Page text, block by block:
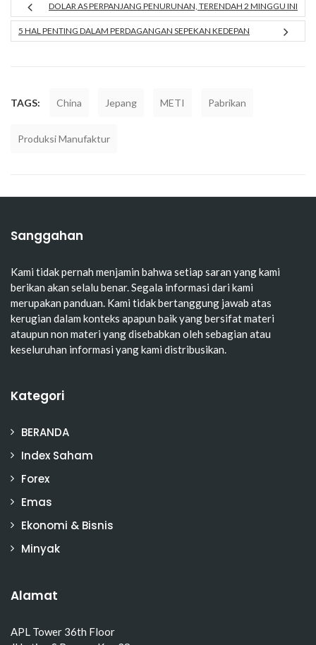
DOLAR AS PERPANJANG PENURUNAN, TERENDAH 2 MINGGU INI
5 HAL PENTING DALAM PERDAGANGAN SEPEKAN KEDEPAN
TAGS: China Jepang METI Pabrikan
Produksi Manufaktur
Sanggahan
Kami tidak pernah menjamin bahwa setiap saran yang kami
berikan akan selalu benar. Segala informasi dari kami
merupakan panduan. Kami tidak bertanggung jawab atas
kerugian dalam konteks apapun baik yang bersifat materi
ataupun non materi yang disebabkan oleh sebagian atau
keseluruhan informasi yang kami distribusikan.
Kategori
BERANDA
Index Saham
Forex
Emas
Ekonomi & Bisnis
Minyak
Alamat
APL Tower 36th Floor